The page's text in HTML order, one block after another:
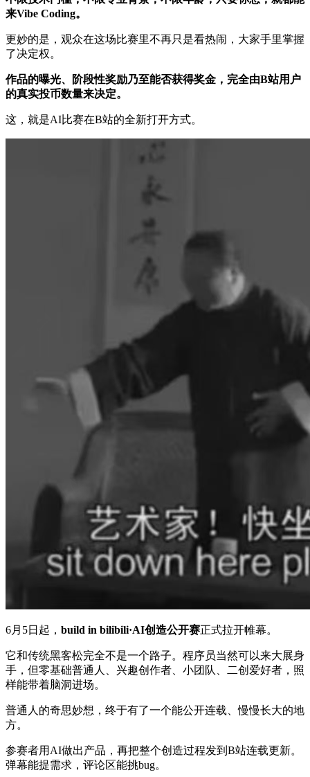
来Vibe Coding。
更妙的是，观众在这场比赛里不再只是看热闹，大家手里掌握
了决定权。
作品的曝光、阶段性奖励乃至能否获得奖金，完全由B站用户
的真实投币数量来决定。
这，就是AI比赛在B站的全新打开方式。
6月5日起， build in bilibili·AI创造公开赛正式拉开帷幕。
它和传统黑客松完全不是一个路子。程序员当然可以来大展身
手，但零基础普通人、兴趣创作者、小团队、二创爱好者，照
样能带着脑洞进场。
普通人的奇思妙想，终于有了一个能公开连载、慢慢长大的地
方。
参赛者用AI做出产品，再把整个创造过程发到B站连载更新。
弹幕能提需求，评论区能挑bug。